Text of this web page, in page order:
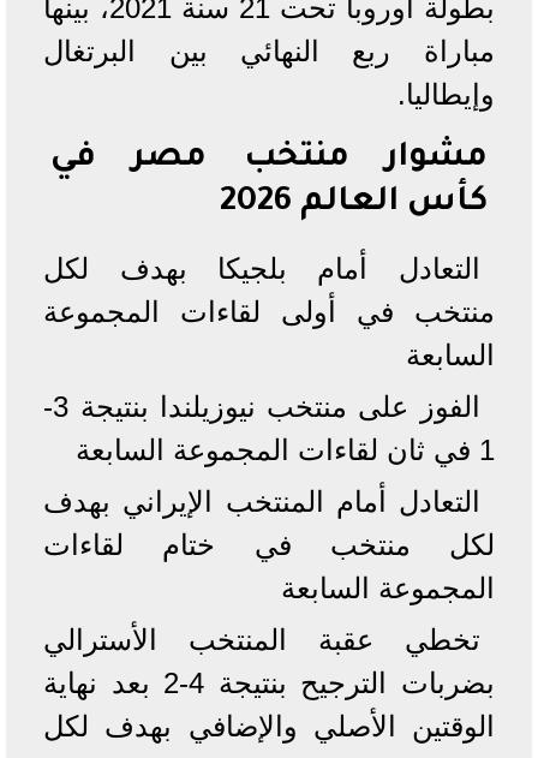
بطولة أوروبا تحت 21 سنة 2021، بينها
مباراة ربع النهائي بين البرتغال
وإيطاليا.
مشوار منتخب مصر في
كأس العالم 2026
التعادل أمام بلجيكا بهدف لكل
منتخب في أولى لقاءات المجموعة
السابعة
الفوز على منتخب نيوزيلندا بنتيجة 3-
1 في ثان لقاءات المجموعة السابعة
التعادل أمام المنتخب الإيراني بهدف
لكل منتخب في ختام لقاءات
المجموعة السابعة
تخطي عقبة المنتخب الأسترالي
بضربات الترجيح بنتيجة 4-2 بعد نهاية
الوقتين الأصلي والإضافي بهدف لكل